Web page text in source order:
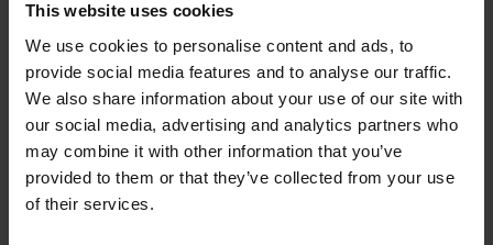
This website uses cookies
We use cookies to personalise content and ads, to
provide social media features and to analyse our traffic.
We also share information about your use of our site with
our social media, advertising and analytics partners who
may combine it with other information that you’ve
provided to them or that they’ve collected from your use
of their services.
transmettre à votre
service un retour
d’informationhonnête.
À mon avis, les deux
intervenants sont de